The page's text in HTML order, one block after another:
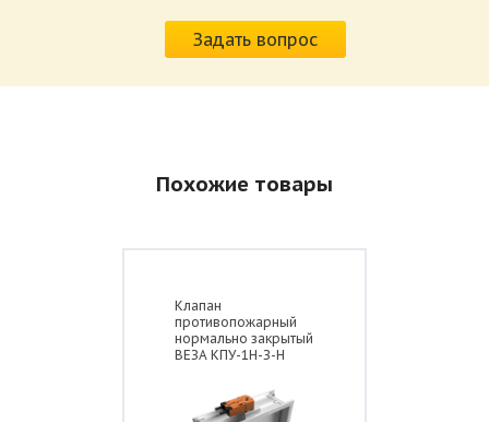
приводов КЛОП-2.pdf
Размер: 259.6 КбЗадать вопрос
Похожие товары
Клапан
противопожарный
нормально закрытый
ВЕЗА КПУ-1Н-З-Н